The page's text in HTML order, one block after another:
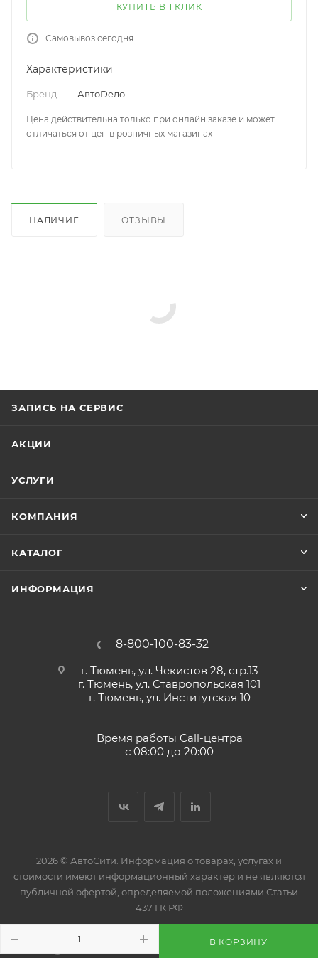
В КОРЗИНУ
КУПИТЬ В 1 КЛИК
Самовывоз сегодня.
Характеристики
Бренд — АвтоDело
Цена действительна только при онлайн заказе и может
отличаться от цен в розничных магазинах
НАЛИЧИЕ ОТЗЫВЫ
ЗАПИСЬ НА СЕРВИС
АКЦИИ
УСЛУГИ
КОМПАНИЯ
КАТАЛОГ
ИНФОРМАЦИЯ
8-800-100-83-32
г. Тюмень, ул. Чекистов 28, стр.13
г. Тюмень, ул. Ставропольская 101
г. Тюмень, ул. Институтская 10
Время работы Call-центра
с 08:00 до 20:00
2026 © АвтоСити. Информация о товарах, услугах и
стоимости имеют информационный характер и не являются
публичной офертой, определяемой положениями Статьи
437 ГК РФ